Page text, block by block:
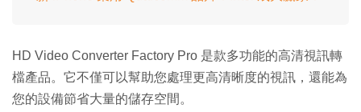
HD Video Converter Factory Pro 是款多功能的高清視訊轉
檔產品。它不僅可以幫助您處理更高清晰度的視訊，還能為
您的設備節省大量的儲存空間。